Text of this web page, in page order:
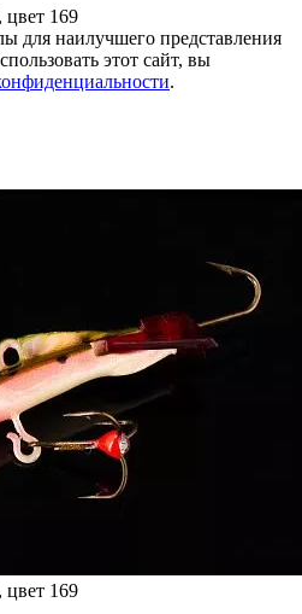
цвет 169
для наилучшего представления
этот сайт, вы
.
цвет 169